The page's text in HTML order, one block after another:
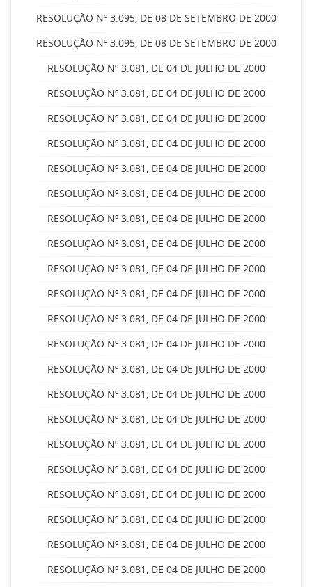
RESOLUÇÃO Nº 3.095, DE 08 DE SETEMBRO DE 2000
RESOLUÇÃO Nº 3.095, DE 08 DE SETEMBRO DE 2000
RESOLUÇÃO Nº 3.081, DE 04 DE JULHO DE 2000
RESOLUÇÃO Nº 3.081, DE 04 DE JULHO DE 2000
RESOLUÇÃO Nº 3.081, DE 04 DE JULHO DE 2000
RESOLUÇÃO Nº 3.081, DE 04 DE JULHO DE 2000
RESOLUÇÃO Nº 3.081, DE 04 DE JULHO DE 2000
RESOLUÇÃO Nº 3.081, DE 04 DE JULHO DE 2000
RESOLUÇÃO Nº 3.081, DE 04 DE JULHO DE 2000
RESOLUÇÃO Nº 3.081, DE 04 DE JULHO DE 2000
RESOLUÇÃO Nº 3.081, DE 04 DE JULHO DE 2000
RESOLUÇÃO Nº 3.081, DE 04 DE JULHO DE 2000
RESOLUÇÃO Nº 3.081, DE 04 DE JULHO DE 2000
RESOLUÇÃO Nº 3.081, DE 04 DE JULHO DE 2000
RESOLUÇÃO Nº 3.081, DE 04 DE JULHO DE 2000
RESOLUÇÃO Nº 3.081, DE 04 DE JULHO DE 2000
RESOLUÇÃO Nº 3.081, DE 04 DE JULHO DE 2000
RESOLUÇÃO Nº 3.081, DE 04 DE JULHO DE 2000
RESOLUÇÃO Nº 3.081, DE 04 DE JULHO DE 2000
RESOLUÇÃO Nº 3.081, DE 04 DE JULHO DE 2000
RESOLUÇÃO Nº 3.081, DE 04 DE JULHO DE 2000
RESOLUÇÃO Nº 3.081, DE 04 DE JULHO DE 2000
RESOLUÇÃO Nº 3.081, DE 04 DE JULHO DE 2000